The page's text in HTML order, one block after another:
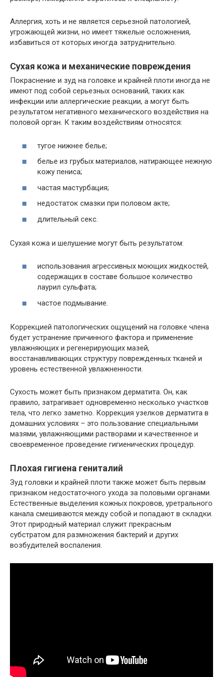
Аллергия, хоть и не является серьезной патологией,
угрожающей жизни, но имеет тяжелые осложнения,
избавиться от которых иногда затруднительно.
Сухая кожа и механические повреждения
Покраснение и зуд на головке и крайней плоти иногда не
имеют под собой серьезных оснований, таких как
инфекции или аллергические реакции, а могут быть
результатом негативного механического воздействия на
половой орган. К таким воздействиям относятся:
тугое нижнее белье;
белье из грубых материалов, натирающее нежную
кожу пениса;
частая мастурбация;
недостаток смазки при половом акте;
длительный секс.
Сухая кожа и шелушение могут быть результатом:
использования агрессивных моющих жидкостей,
содержащих в составе большое количество
лаурил сульфата;
частое подмывание.
Коррекцией патологических ощущений на головке члена
будет устранение причинного фактора и применение
увлажняющих и регенерирующих мазей,
восстанавливающих структуру поврежденных тканей и
уровень естественной увлажненности.
Сухость может быть признаком дерматита. Он, как
правило, затрагивает одновременно несколько участков
тела, что легко заметно. Коррекция узелков дерматита в
домашних условиях – это пользование специальными
мазями, увлажняющими растворами и качественное и
своевременное проведение гигиенических процедур.
Плохая гигиена гениталий
Зуд головки и крайней плоти также может быть первым
признаком недостаточного ухода за половыми органами.
Естественные выделения кожных покровов, уретрального
канала смешиваются между собой и попадают в складки.
Этот природный материал служит прекрасным
субстратом для размножения бактерий и других
возбудителей воспаления.